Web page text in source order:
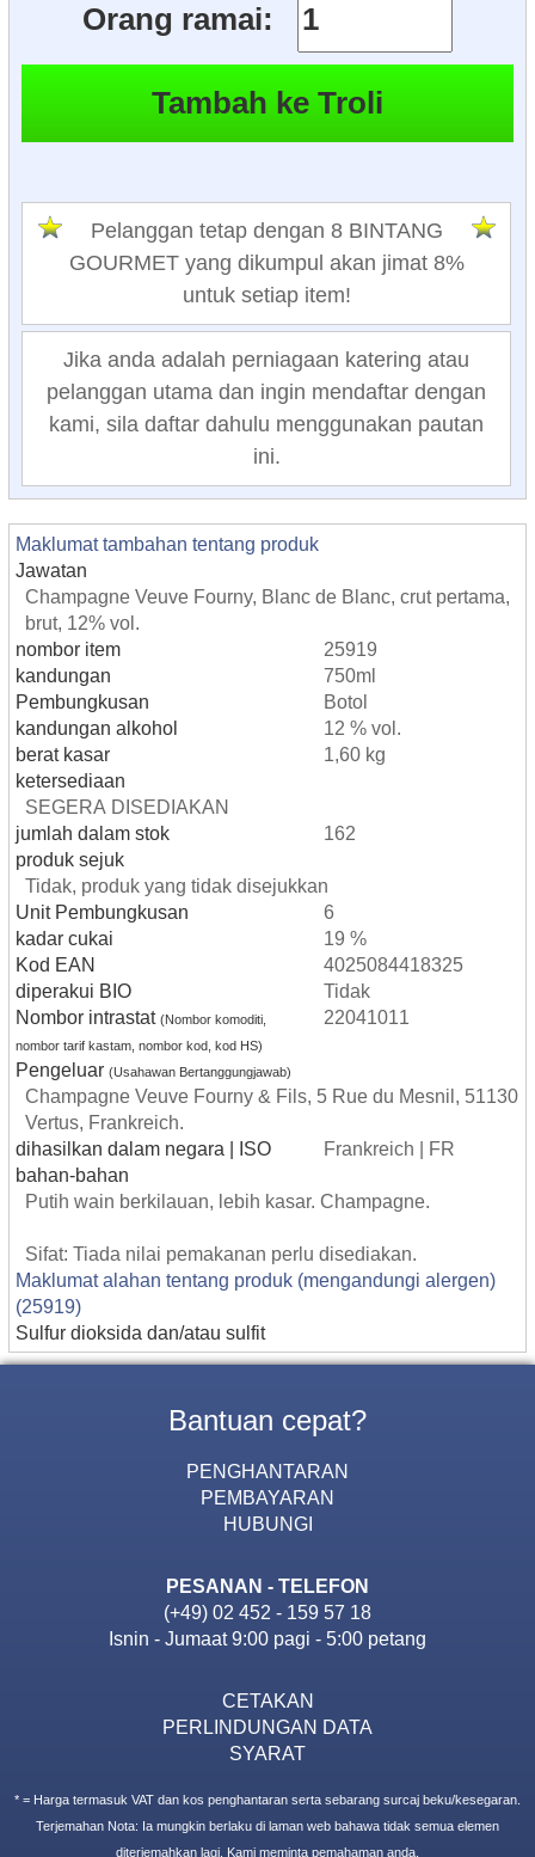
Orang ramai:
Pelanggan tetap dengan 8 BINTANG
GOURMET yang dikumpul akan jimat 8%
untuk setiap item!
Jika anda adalah perniagaan katering atau
pelanggan utama dan ingin mendaftar dengan
kami, sila daftar dahulu menggunakan pautan
ini.
Maklumat tambahan tentang produk
Jawatan
Champagne Veuve Fourny, Blanc de Blanc, crut pertama,
brut, 12% vol.
nombor item
25919
kandungan
750ml
Pembungkusan
Botol
kandungan alkohol
12 % vol.
berat kasar
1,60 kg
ketersediaan
SEGERA DISEDIAKAN
jumlah dalam stok
162
produk sejuk
Tidak, produk yang tidak disejukkan
Unit Pembungkusan
6
kadar cukai
19 %
Kod EAN
4025084418325
diperakui BIO
Tidak
Nombor intrastat (Nombor komoditi,
nombor tarif kastam, nombor kod, kod HS)
22041011
Pengeluar (Usahawan Bertanggungjawab)
Champagne Veuve Fourny & Fils, 5 Rue du Mesnil, 51130
Vertus, Frankreich.
dihasilkan dalam negara | ISO
Frankreich | FR
bahan-bahan
Putih wain berkilauan, lebih kasar. Champagne.
Sifat: Tiada nilai pemakanan perlu disediakan.
Maklumat alahan tentang produk (mengandungi alergen)
(25919)
Sulfur dioksida dan/atau sulfit
Bantuan cepat?
PENGHANTARAN
PEMBAYARAN
HUBUNGI
PESANAN - TELEFON
(+49) 02 452 - 159 57 18
Isnin - Jumaat 9:00 pagi - 5:00 petang
CETAKAN
PERLINDUNGAN DATA
SYARAT
* = Harga termasuk VAT dan kos penghantaran serta sebarang surcaj beku/kesegaran.
Terjemahan Nota: Ia mungkin berlaku di laman web bahawa tidak semua elemen
diterjemahkan lagi. Kami meminta pemahaman anda.